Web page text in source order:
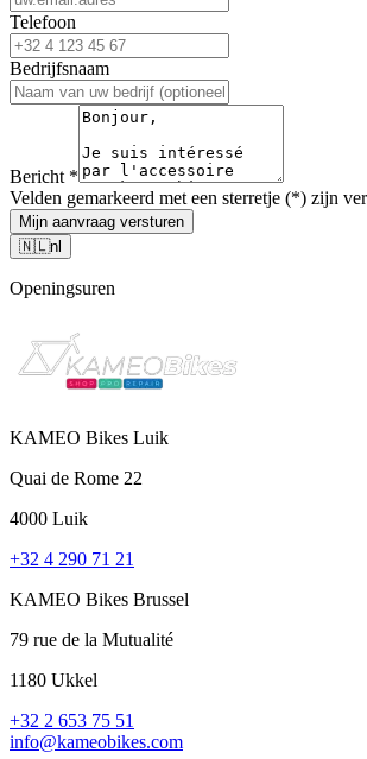
Telefoon
Bedrijfsnaam
Bericht *
Velden gemarkeerd met een sterretje (*) zijn
Mijn aanvraag versturen
🇳🇱nl
Openingsuren
KAMEO Bikes Luik
Quai de Rome 22
4000 Luik
+32 4 290 71 21
KAMEO Bikes Brussel
79 rue de la Mutualité
1180 Ukkel
+32 2 653 75 51
info@kameobikes.com